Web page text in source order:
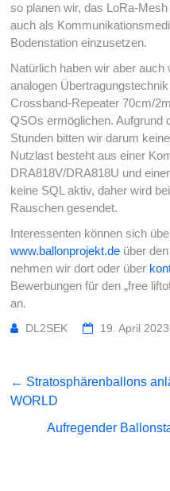
so planen wir, das LoRa-
auch als
Bodenstation einzusetzen.
Natürlich haben wir aber
analogen
Crossband-Repeater 70cm/
QSOs ermöglichen. Aufgrund
Stunden bitten wir darum
Nutzlast besteht aus einer
DRA818V/DRA818U und
keine SQL aktiv, daher wird
Rauschen gesendet.
Interessenten können sich
www.ballonprojekt.de über
nehmen wir dort oder über
Bewerbungen für den „free
an.
DL2SEK 19. April 2023
← Stratosphärenballons
WORLD
Aufregender